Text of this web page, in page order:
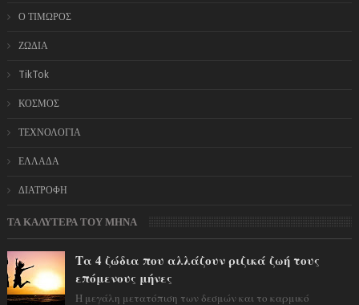
Ο ΤΙΜΩΡΟΣ
ΖΩΔΙΑ
TikTok
ΚΟΣΜΟΣ
ΤΕΧΝΟΛΟΓΙΑ
ΕΛΛΑΔΑ
ΔΙΑΤΡΟΦΗ
ΤΑ ΚΑΛΥΤΕΡΑ ΤΟΥ ΜΗΝΑ
Τα 4 ζώδια που αλλάζουν ριζικά ζωή τους
επόμενους μήνες
Η μεγάλη μετατόπιση των δεσμών και το καρμικό